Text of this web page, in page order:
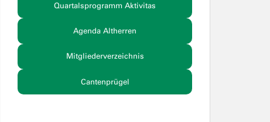
Quartalsprogramm Aktivitas
Agenda Altherren
Mitgliederverzeichnis
Cantenprügel